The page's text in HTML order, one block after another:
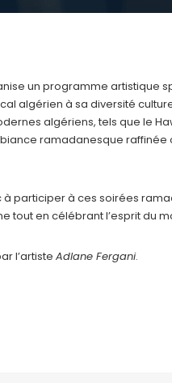
un programme artistique
algérien à sa diversité
algériens, tels que le
ramadanesque
à participer à ces soirées
tout en célébrant l’esprit du
l’artiste Adlane Fergani.